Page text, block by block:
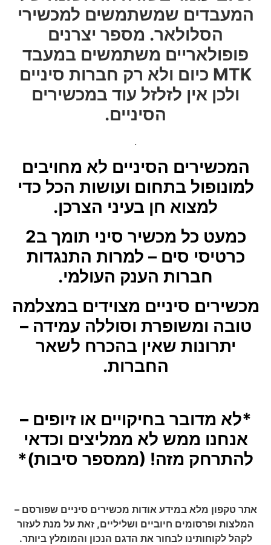
המעבדים שמשתמשים למכשירי
הסלולאר. מספר יצרנים
פופולאריים משתמשים במעבד
MTK כיום ולא רק חברות סיניים
ולכן אין לזלזל עוד במכשירים
הסיניים.
.
המכשירים הסיניים לא מחויבים
למונופול בתחום ועושות הכל כדי
למצוא חן בעיני הצרכן.
כמעט כל מכשיר סיני תומך ב2
כרטיסי סים – למרות התנגדות
חברות הענק העולמי.
מכשירים סיניים מצוידים במצלמה
טובה ומשופרת וסוללה עמידה –
יתרונות שאין בהכרח לשאר
החברות.
*לא מדובר בחיקויים או זיופים –
אנחנו ממש לא ממליצים וכדאי
להתרחק מזה! (ממספר סיבות)*
אתר טקפון מלא במידע אודות מכשירים סיניים שפורסם –
המלצות ופרסומים חיוביים ושליליים, זאת על מנת לעזור
לקהל לקוחותינו לבחור את הדגם הנכון והמומלץ ביותר.